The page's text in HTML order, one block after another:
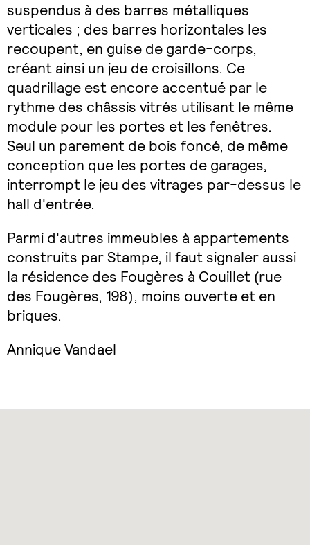
suspendus à des barres métalliques
verticales ; des barres horizontales les
recoupent, en guise de garde-corps,
créant ainsi un jeu de croisillons. Ce
quadrillage est encore accentué par le
rythme des châssis vitrés utilisant le même
module pour les portes et les fenêtres.
Seul un parement de bois foncé, de même
conception que les portes de garages,
interrompt le jeu des vitrages par-dessus le
hall d'entrée.
Parmi d'autres immeubles à appartements
construits par Stampe, il faut signaler aussi
la résidence des Fougères à Couillet (rue
des Fougères, 198), moins ouverte et en
briques.
Annique Vandael